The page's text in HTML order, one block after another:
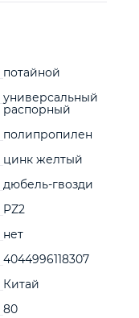
потайной
универсальный
распорный
полипропилен
цинк желтый
дюбель-гвозди
PZ2
нет
4044996118307
Китай
80